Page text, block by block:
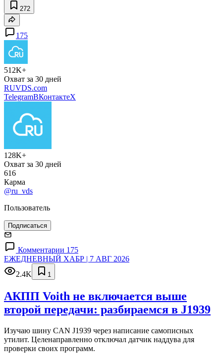
272
175
512K+
Охват за 30 дней
RUVDS.com
TelegramВКонтактеX
128K+
Охват за 30 дней
616
Карма
@ru_vds
Пользователь
Подписаться
Комментарии 175
ЕЖЕДНЕВНЫЙ ХАБР | 7 АВГ 2026
2.4K
1
АКПП Voith не включается выше
второй передачи: разбираемся в J1939
Изучаю шину CAN J1939 через написание самописных
утилит. Целенаправленно отключал датчик наддува для
проверки своих программ.